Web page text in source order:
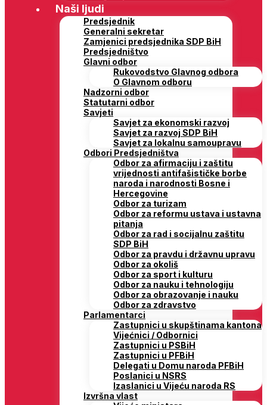
Naši ljudi
Predsjednik
Generalni sekretar
Zamjenici predsjednika SDP BiH
Predsjedništvo
Glavni odbor
Rukovodstvo Glavnog odbora
O Glavnom odboru
Nadzorni odbor
Statutarni odbor
Savjeti
Savjet za ekonomski razvoj
Savjet za razvoj SDP BiH
Savjet za lokalnu samoupravu
Odbori Predsjedništva
Odbor za afirmaciju i zaštitu
vrijednosti antifašističke borbe
naroda i narodnosti Bosne i
Hercegovine
Odbor za turizam
Odbor za reformu ustava i ustavna
pitanja
Odbor za rad i socijalnu zaštitu
SDP BiH
Odbor za pravdu i državnu upravu
Odbor za okoliš
Odbor za sport i kulturu
Odbor za nauku i tehnologiju
Odbor za obrazovanje i nauku
Odbor za zdravstvo
Parlamentarci
Zastupnici u skupštinama kantona
Vijećnici / Odbornici
Zastupnici u PSBiH
Zastupnici u PFBiH
Delegati u Domu naroda PFBiH
Poslanici u NSRS
Izaslanici u Vijeću naroda RS
Izvršna vlast